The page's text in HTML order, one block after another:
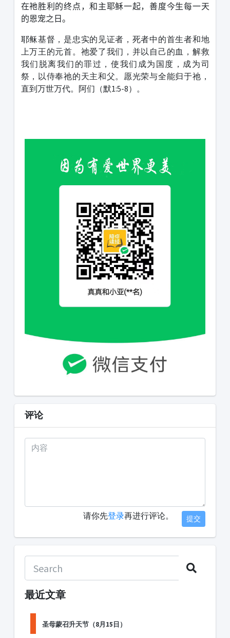
在祂胜利的终点，和主耶稣一起，善度今生每一天
的恩宠之日。
耶稣基督，是忠实的见证者，死者中的首生者和地
上万王的元首。祂爱了我们，并以自己的血，解救
我们脱离我们的罪过，使我们成为国度，成为司
祭，以侍奉祂的天主和父。愿光荣与全能归于祂，
直到万世万代。阿们（默1:5-8）。
评论
请你先登录再进行评论。 提交
最近文章
圣母蒙召升天节（8月15日）